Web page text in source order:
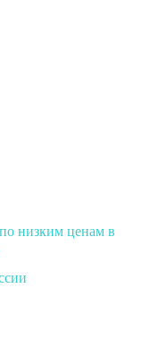
низким ценам в